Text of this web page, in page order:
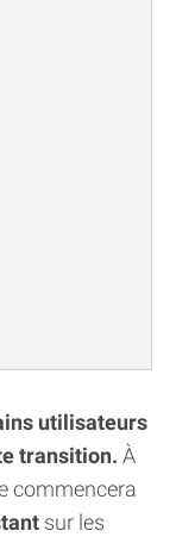
utilisateurs
transition. À
commencera
sur les